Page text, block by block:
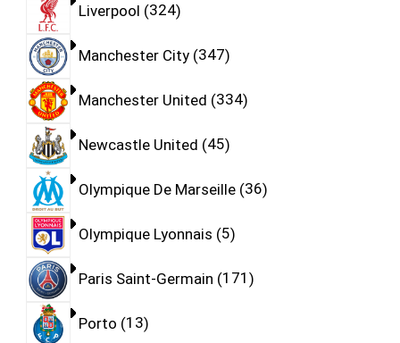
Liverpool 324
Manchester City 347
Manchester United 334
Newcastle United 45
Olympique De Marseille 36
Olympique Lyonnais 5
Paris Saint-Germain 171
Porto 13